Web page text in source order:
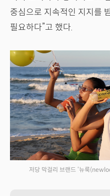
중심으로 지속적인 지지를
필요하다”고 했다.
저당 막걸리 브랜드 ‘뉴룩